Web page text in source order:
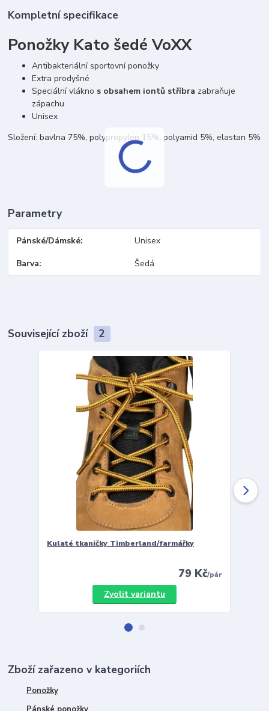
Kompletní specifikace
Ponožky Kato šedé VoXX
Antibakteriální sportovní ponožky
Extra prodyšné
Speciální vlákno s obsahem iontů stříbra zabraňuje
zápachu
Unisex
Složení: bavlna 75%, polypropylen 15%, polyamid 5%, elastan 5%
Parametry
Pánské/Dámské Unisex
Barva Šedá
Související zboží 2
Kulaté tkaničky Timberland/farmářky
79 Kč/pár
Zvolit variantu
Zboží zařazeno v kategoriích
Ponožky